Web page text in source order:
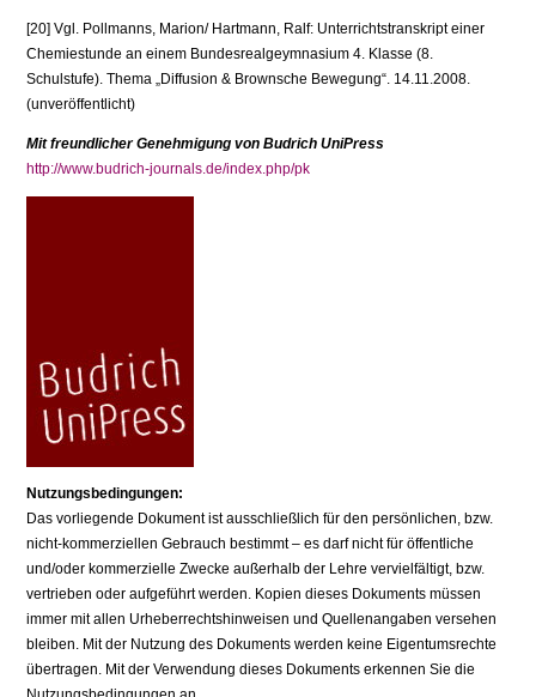
[20] Vgl. Pollmanns, Marion/ Hartmann, Ralf: Unterrichtstranskript einer
Chemiestunde an einem Bundesrealgeymnasium 4. Klasse (8.
Schulstufe). Thema „Diffusion & Brownsche Bewegung“. 14.11.2008.
(unveröffentlicht)
Mit freundlicher Genehmigung von Budrich UniPress
http://www.budrich-journals.de/index.php/pk
Nutzungsbedingungen:
Das vorliegende Dokument ist ausschließlich für den persönlichen, bzw.
nicht-kommerziellen Gebrauch bestimmt – es darf nicht für öffentliche
und/oder kommerzielle Zwecke außerhalb der Lehre vervielfältigt, bzw.
vertrieben oder aufgeführt werden. Kopien dieses Dokuments müssen
immer mit allen Urheberrechtshinweisen und Quellenangaben versehen
bleiben. Mit der Nutzung des Dokuments werden keine Eigentumsrechte
übertragen. Mit der Verwendung dieses Dokuments erkennen Sie die